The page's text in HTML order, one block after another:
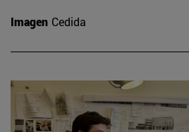
Imagen Cedida